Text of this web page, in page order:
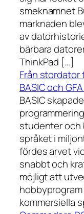
smeknamnet
marknaden
av
bärbara
ThinkPad […]
Från stordator
BASIC och
BASIC
studenter och
språket i
fördes arvet
snabbt och
möjligt att
kommersiella